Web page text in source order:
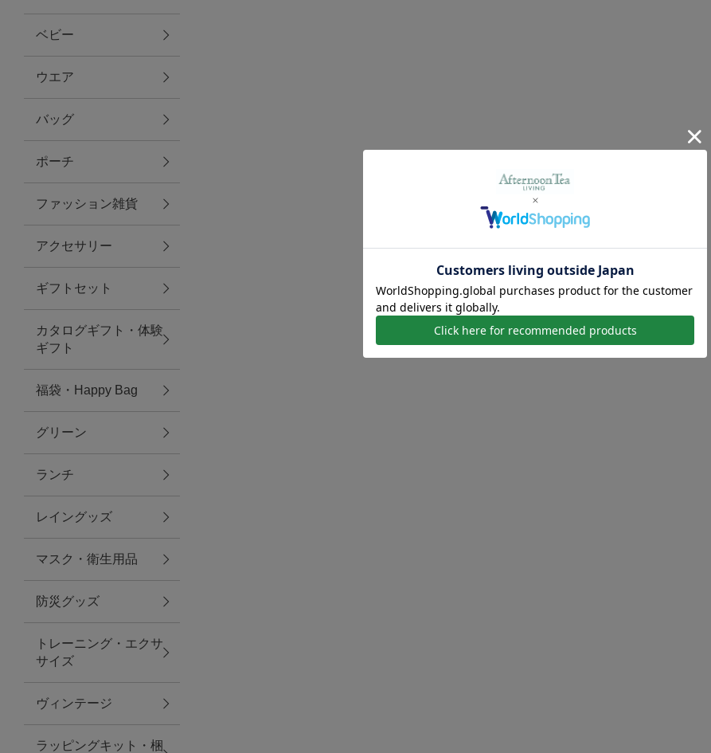
ファブリック
グリーン
バス＆ビューティー
バス＆ビューティー
タオル
ウエア＆バッグ
ウエア
レイングッズ
アクセサリー
ファッション雑貨
ファッショングッズ
スマホケース・アクセサリー
ポーチ
ステーショナリー
その他
紅茶・フード
ベビー
ウエア
バッグ
ポーチ
ファッション雑貨
アクセサリー
ギフトセット
カタログギフト・体験
ギフト
福袋・Happy Bag
グリーン
ランチ
レイングッズ
マスク・衛生用品
防災グッズ
トレーニング・エクサ
サイズ
ヴィンテージ
ラッピングキット・梱